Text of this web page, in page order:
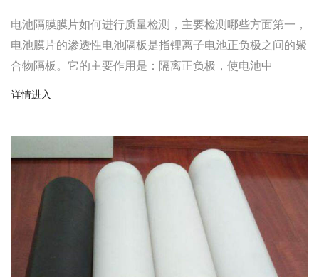
电池隔膜膜片如何进行质量检测，主要检测哪些方面第一，
电池膜片的渗透性电池隔板是指锂离子电池正负极之间的聚
合物隔板。它的主要作用是：隔离正负极，使电池中
详情进入